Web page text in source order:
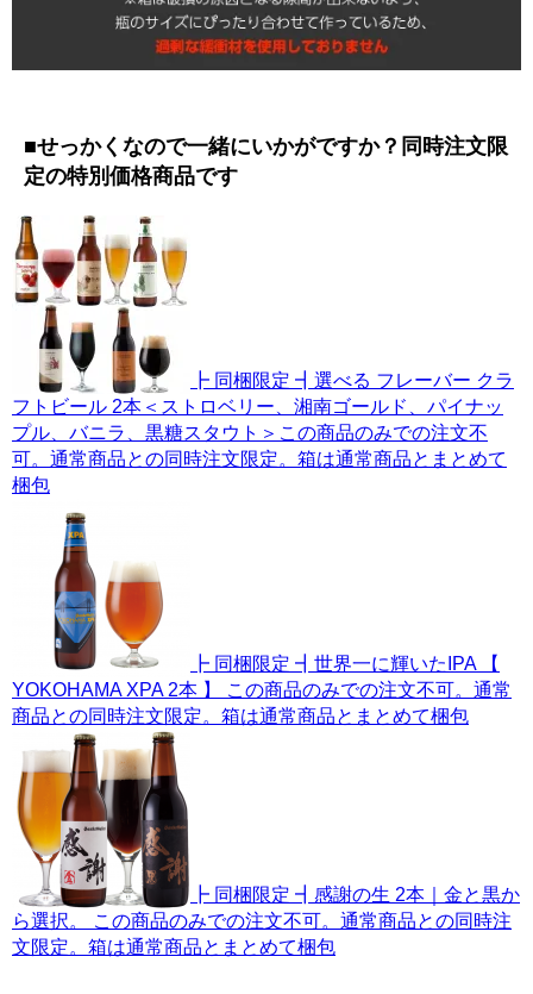
■せっかくなので一緒にいかがですか？同時注文限
定の特別価格商品です
┣ 同梱限定 ┫選べる フレーバー クラ
フトビール 2本＜ストロベリー、湘南ゴールド、パイナッ
プル、バニラ、黒糖スタウト＞この商品のみでの注文不
可。通常商品との同時注文限定。箱は通常商品とまとめて
梱包
┣ 同梱限定 ┫世界一に輝いたIPA 【
YOKOHAMA XPA 2本 】 この商品のみでの注文不可。通常
商品との同時注文限定。箱は通常商品とまとめて梱包
┣ 同梱限定 ┫感謝の生 2本｜金と黒か
ら選択。 この商品のみでの注文不可。通常商品との同時注
文限定。箱は通常商品とまとめて梱包